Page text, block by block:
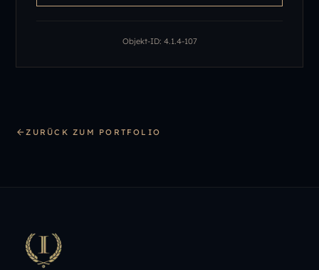
Objekt-ID: 4.1.4-107
ZURÜCK ZUM PORTFOLIO